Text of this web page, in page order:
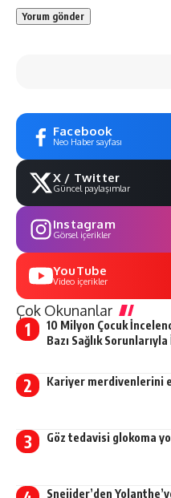
Facebook
Neo Haber sayfası
X / Twitter
Güncel paylaşımlar
Instagram
Görsel içerikler
YouTube
Video içerikler
Çok Okunanlar
10 Milyon Çocuk
Bazı Sağlık
Kariyer merdivenlerini
Göz tedavisi glokoma
Sneijder’den